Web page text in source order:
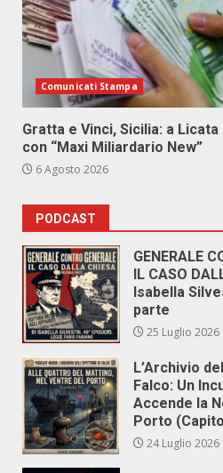
Comunicati Stampa
Gratta e Vinci, Sicilia: a
con “Maxi Miliardario New”
6 Agosto 2026
PODCAST
GENERALE
IL CASO
Isabella
parte
25 Luglio 2026
L’Archivio
Falco: Un
Accende la
Porto
24 Luglio 2026